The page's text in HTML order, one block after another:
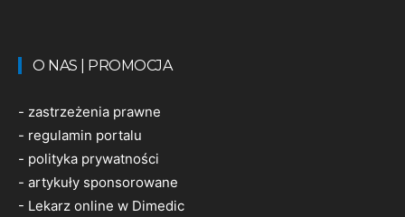
O NAS | PROMOCJA
- zastrzeżenia prawne
- regulamin portalu
- polityka prywatności
- artykuły sponsorowane
- Lekarz online w Dimedic